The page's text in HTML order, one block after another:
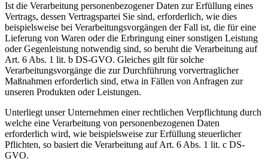
Ist die Verarbeitung personenbezogener Daten zur Erfüllung eines
Vertrags, dessen Vertragspartei Sie sind, erforderlich, wie dies
beispielsweise bei Verarbeitungsvorgängen der Fall ist, die für eine
Lieferung von Waren oder die Erbringung einer sonstigen Leistung
oder Gegenleistung notwendig sind, so beruht die Verarbeitung auf
Art. 6 Abs. 1 lit. b DS-GVO. Gleiches gilt für solche
Verarbeitungsvorgänge die zur Durchführung vorvertraglicher
Maßnahmen erforderlich sind, etwa in Fällen von Anfragen zur
unseren Produkten oder Leistungen.
Unterliegt unser Unternehmen einer rechtlichen Verpflichtung durch
welche eine Verarbeitung von personenbezogenen Daten
erforderlich wird, wie beispielsweise zur Erfüllung steuerlicher
Pflichten, so basiert die Verarbeitung auf Art. 6 Abs. 1 lit. c DS-
GVO.